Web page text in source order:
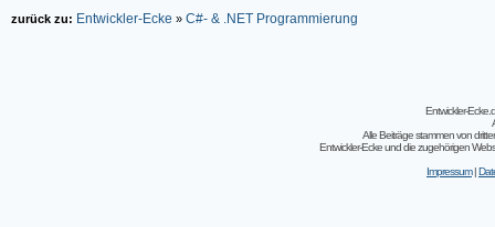
zurück zu: Entwickler-Ecke » C#- & .NET Programmierung
Entwickler-
Alle Beiträge stammen von
Entwickler-Ecke und die zugehörigen
Impressum|